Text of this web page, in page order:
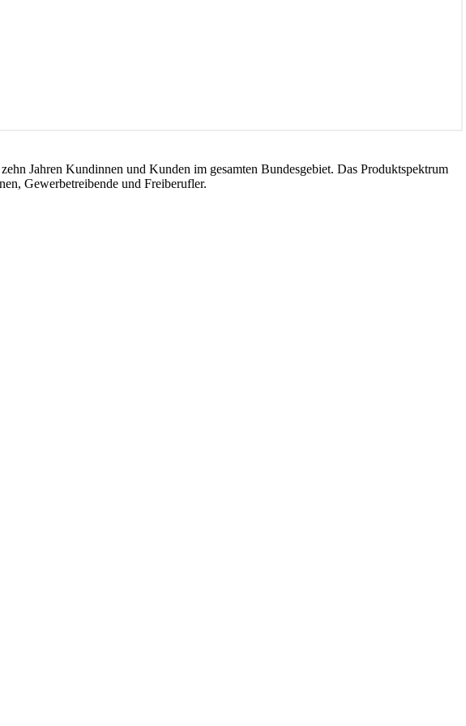
Jahren Kundinnen und Kunden im gesamten Bundesgebiet. Das Produktspektrum
Gewerbetreibende und Freiberufler.